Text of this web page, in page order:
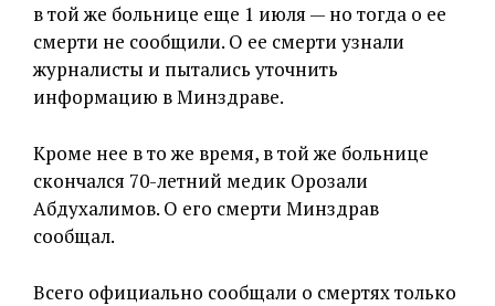
в той же больнице еще 1 июля — но тогда о ее
смерти не сообщили. О ее смерти узнали
журналисты и пытались уточнить
информацию в Минздраве.
Кроме нее в то же время, в той же больнице
скончался 70-летний медик Орозали
Абдухалимов. О его смерти Минздрав
сообщал.
Всего официально сообщали о смертях только